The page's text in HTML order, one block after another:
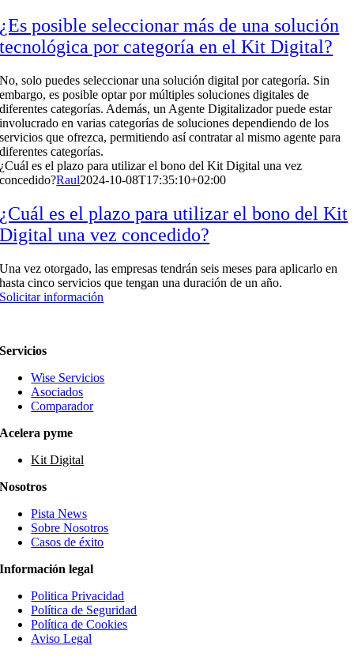
¿Es posible seleccionar más de una solución
tecnológica por categoría en el Kit Digital?
No, solo puedes seleccionar una solución digital por categoría. Sin
embargo, es posible optar por múltiples soluciones digitales de
diferentes categorías. Además, un Agente Digitalizador puede estar
involucrado en varias categorías de soluciones dependiendo de los
servicios que ofrezca, permitiendo así contratar al mismo agente para
diferentes categorías.
¿Cuál es el plazo para utilizar el bono del Kit Digital una vez
concedido?Raul2024-10-08T17:35:10+02:00
¿Cuál es el plazo para utilizar el bono del Kit
Digital una vez concedido?
Una vez otorgado, las empresas tendrán seis meses para aplicarlo en
hasta cinco servicios que tengan una duración de un año.
Solicitar información
Servicios
Wise Servicios
Asociados
Comparador
Acelera pyme
Kit Digital
Nosotros
Pista News
Sobre Nosotros
Casos de éxito
Información legal
Politica Privacidad
Política de Seguridad
Política de Cookies
Aviso Legal